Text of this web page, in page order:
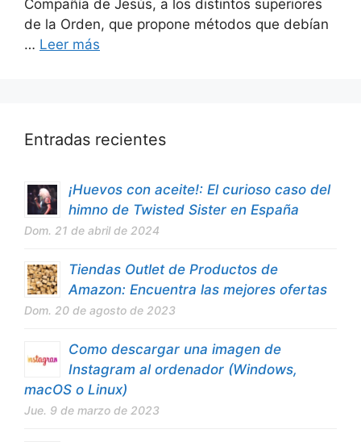
Compañía de Jesús, a los distintos superiores
de la Orden, que propone métodos que debían
… Leer más
Entradas recientes
¡Huevos con aceite!: El curioso caso del
himno de Twisted Sister en España
Dom. 21 de abril de 2024
Tiendas Outlet de Productos de
Amazon: Encuentra las mejores ofertas
Dom. 20 de agosto de 2023
Como descargar una imagen de
Instagram al ordenador (Windows,
macOS o Linux)
Jue. 9 de marzo de 2023